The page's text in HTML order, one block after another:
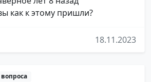
как к этому пришли?
18.11.2023